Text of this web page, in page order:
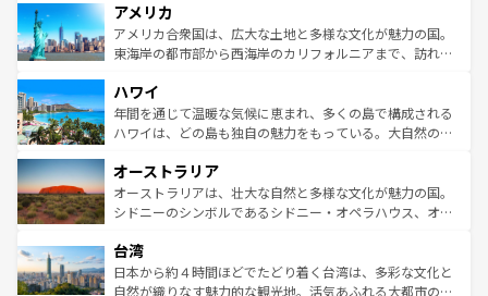
ンツ一覧を参照してほしい。
の建物がそのまま残る町や、スイスならではのユニークな
博物館もあり、アルプス観光だけでなく町歩きも満喫する
ことができる。国民の所得が高いため物価も高いが、旅行
ば市内交通費無料で観光を楽しむこともできる。 なお、新
着のスイス情報はコンテンツ一覧 を参照してほしい。
アメリカ
アメリカ合衆国は、広大な土地と多様な文化が魅力の国。
東海岸の都市部から西海岸のカリフォルニアまで、訪れる
のような巨大都市は、観光、ショッピング、エンターテイ
ンメントが詰まった刺激的なスポットだ。一方、アメリカ
西部には大自然が広がり、グランドキャニオンやイエロー
部のニューオーリンズでは、音楽と美食が融合した独特の
文化が魅力。旅行者はアメリカの各地域で異なる魅力を楽
しみながら、その多様性と豊かな歴史を感じることができ
ならではの贅沢な旅のスタイルだ。 なお、新着のアメリカ
情報はコンテンツ一覧を参照してほしい。
ハワイ
年間を通じて温暖な気候に恵まれ、多くの島で構成される
ハワイは、どの島も独自の魅力をもっている。大自然の神
ワイ島は見逃せない。また、定番の観光地といえばオアフ
島だが、静かな自然を求めるならマウイ島やカウアイ島が
おすすめ。エメラルドグリーンに輝く海をはじめ、豊かな
れるおもてなしの心で訪れる人々を迎えてくれるハワイの
人々、おいしいローカルフードやハワイアンミュージッ
ク、伝統的なフラダンスなど、すべてがハワイの魅力を彩
オーストラリア
オーストラリアは、壮大な自然と多様な文化が魅力の国。
シドニーのシンボルであるシドニー・オペラハウス、オー
リアリーフや大陸中央部にそびえるウルル（エアーズロッ
ク）、タスマニアの美しい原生林やケアンズの熱帯雨林な
ど、見どころがたくさん。また、カフェやワイン、オージ
台湾
日本から約４時間ほどでたどり着く台湾は、多彩な文化と
自然が織りなす魅力的な観光地。活気あふれる大都市の台